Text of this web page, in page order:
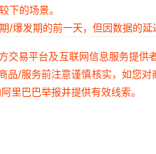
下的场景。
/爆发期的前一天，但因数据的
交易平台及互联网信息服务提
品/服务前注意谨慎核实，如您
里巴巴举报并提供有效线索。